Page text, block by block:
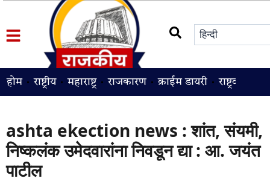
होम राष्ट्रीय महाराष्ट्र राजकारण क्राईम डायरी राष्ट्रवादी
ashta ekection news : शांत, संयमी,
निष्कलंक उमेदवारांना निवडून द्या : आ. जयंत
पाटील